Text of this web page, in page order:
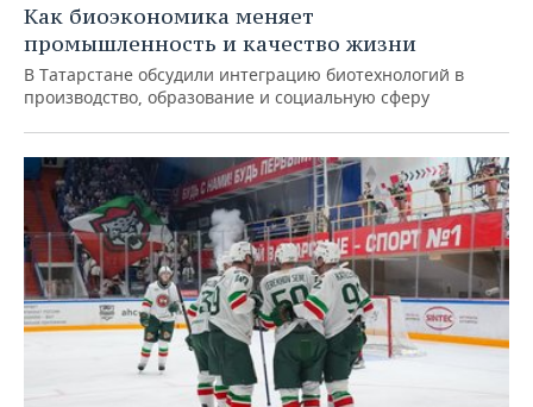
Как биоэкономика меняет
промышленность и качество жизни
В Татарстане обсудили интеграцию биотехнологий в
производство, образование и социальную сферу